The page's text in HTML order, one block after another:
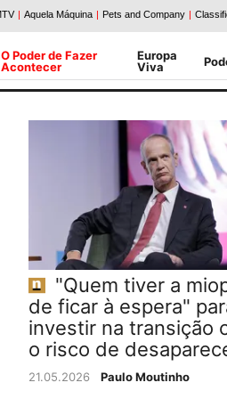
O Poder de Fazer
Acontecer
Europa
Viva
"Quem tiver a
de ficar à espera"
investir na transição
o risco de
21.05.2026 Paulo Moutinho